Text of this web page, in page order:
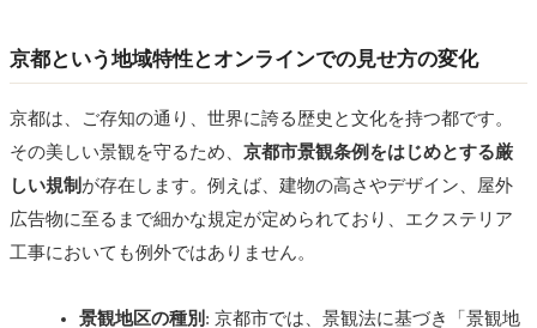
京都という地域特性とオンラインでの見せ方の変化
京都は、ご存知の通り、世界に誇る歴史と文化を持つ都です。
その美しい景観を守るため、 京都市景観条例をはじめとする厳
しい規制 が存在します。例えば、建物の高さやデザイン、屋外
広告物に至るまで細かな規定が定められており、エクステリア
工事においても例外ではありません。
景観地区の種別 : 京都市では、景観法に基づき「景観地